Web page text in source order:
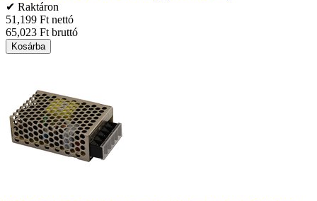
✔ Raktáron
51,199 Ft nettó
65,023 Ft bruttó
Kosárba